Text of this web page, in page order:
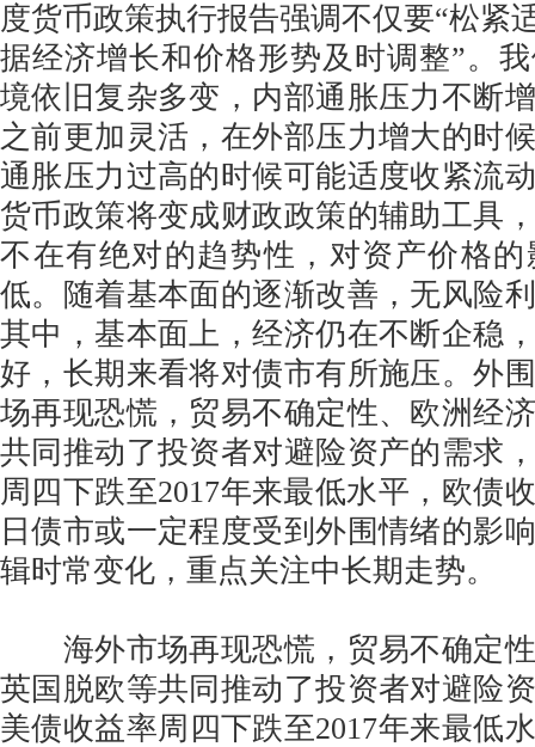
度货币政策执行报告强调不仅要“松紧
据经济增长和价格形势及时调整”。
境依旧复杂多变，内部通胀压力不断
之前更加灵活，在外部压力增大的时
通胀压力过高的时候可能适度收紧流
货币政策将变成财政政策的辅助工具
不在有绝对的趋势性，对资产价格
低。随着基本面的逐渐改善，无风险
其中，基本面上，经济仍在不断企稳
好，长期来看将对债市有所施压。外
场再现恐慌，贸易不确定性、欧洲经
共同推动了投资者对避险资产的需求
周四下跌至2017年来最低水平，欧债
日债市或一定程度受到外围情绪的影
辑时常变化，重点关注中长期走势。
海外市场再现恐慌，贸易不确定性
英国脱欧等共同推动了投资者对避险
美债收益率周四下跌至2017年来最低